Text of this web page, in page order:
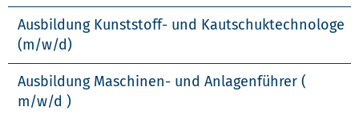
Ausbildung Kunststoff- und Kautschuktechnologe
(m/w/d)
Ausbildung Maschinen- und Anlagenführer (
m/w/d )